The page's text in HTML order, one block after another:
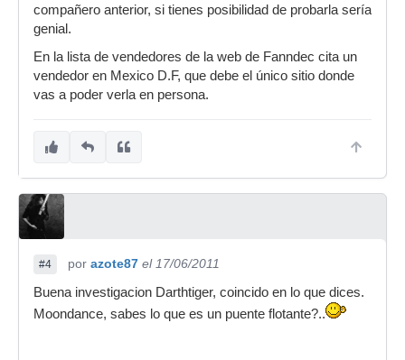
compañero anterior, si tienes posibilidad de probarla sería
genial.
En la lista de vendedores de la web de Fanndec cita un
vendedor en Mexico D.F, que debe el único sitio donde
vas a poder verla en persona.
#4 por azote87 el 17/06/2011
Buena investigacion Darthtiger, coincido en lo que dices.
Moondance, sabes lo que es un puente flotante?..